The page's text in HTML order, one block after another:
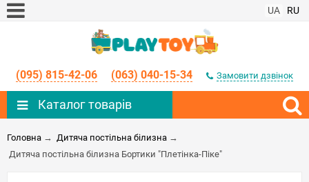
UA RU
(095) 815-42-06 (063) 040-15-34 Замовити дзвінок
Каталог товарів
Головна → Дитяча постільна білизна →
Дитяча постільна білизна Бортики "Плетінка-Піке"